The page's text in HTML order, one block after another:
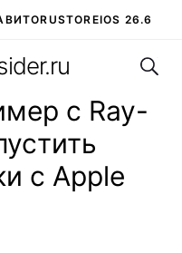
RUSTOREIOS 26.6
ЧАТ В ROBLOX
с Ray-
с Apple